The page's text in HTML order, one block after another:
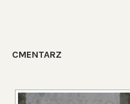
CMENTARZ